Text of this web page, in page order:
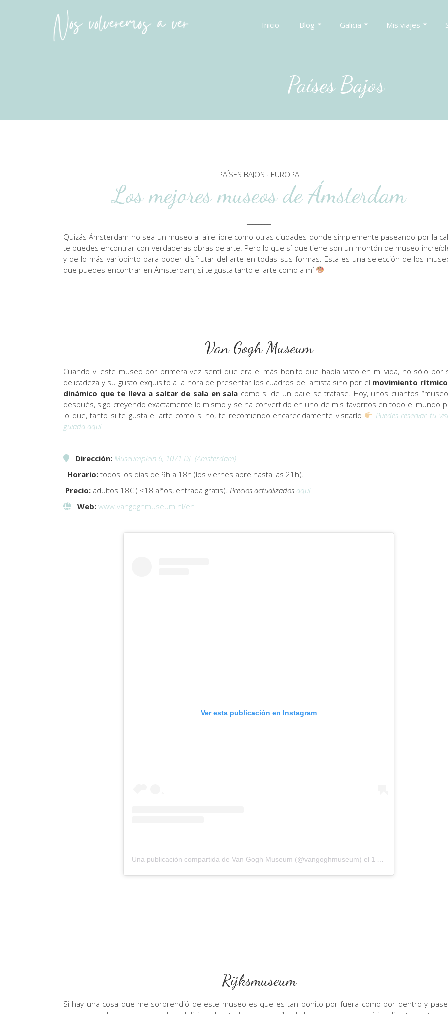
Inicio Blog Galicia Mis viajes
Países Bajos
PAÍSES BAJOS · EUROPA
Los mejores museos de Ámsterdam
Quizás Ámsterdam no sea un museo al aire libre como otras ciudades donde simplemente paseando por la
te puedes encontrar con verdaderas obras de arte. Pero lo que sí que tiene son un montón de museo
y de lo más variopinto para poder disfrutar del arte en todas sus formas. Esta es una selección de los
que puedes encontrar en Ámsterdam, si te gusta tanto el arte como a mí
Van Gogh Museum
Cuando vi este museo por primera vez sentí que era el más bonito que había visto en mi vida, no sólo por
delicadeza y su gusto exquisito a la hora de presentar los cuadros del artista sino por el movimiento
dinámico que te lleva a saltar de sala en sala como si de un baile se tratase. Hoy, unos cuantos
después, sigo creyendo exactamente lo mismo y se ha convertido en uno de mis favoritos en todo el mundo
lo que, tanto si te gusta el arte como si no, te recomiendo encarecidamente visitarlo
Puedes reservar tu
guiada aquí.
Dirección: Museumplein 6, 1071 DJ (Amsterdam)
Horario: todos los días de 9h a 18h (los viernes abre hasta las 21h).
Precio: adultos 18€ ( <18 años, entrada gratis). Precios actualizados aquí.
Web: www.vangoghmuseum.nl/en
Ver esta publicación en Instagram
Una publicación compartida de Van Gogh Museum (@vangoghmuseum) el 1 Abr, 2020 a las 8:25 PDT
Rijksmuseum
Si hay una cosa que me sorprendió de este museo es que es tan bonito por fuera como por dentro y